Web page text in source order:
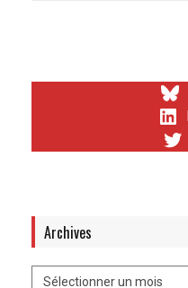
Archives